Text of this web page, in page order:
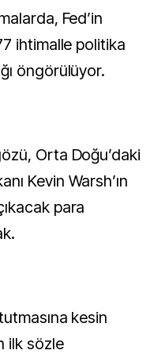
Fed’in
ihtimalle politika
öngörülüyor.
Orta Doğu’daki
Kevin Warsh’ın
para
kesin
ilk sözle